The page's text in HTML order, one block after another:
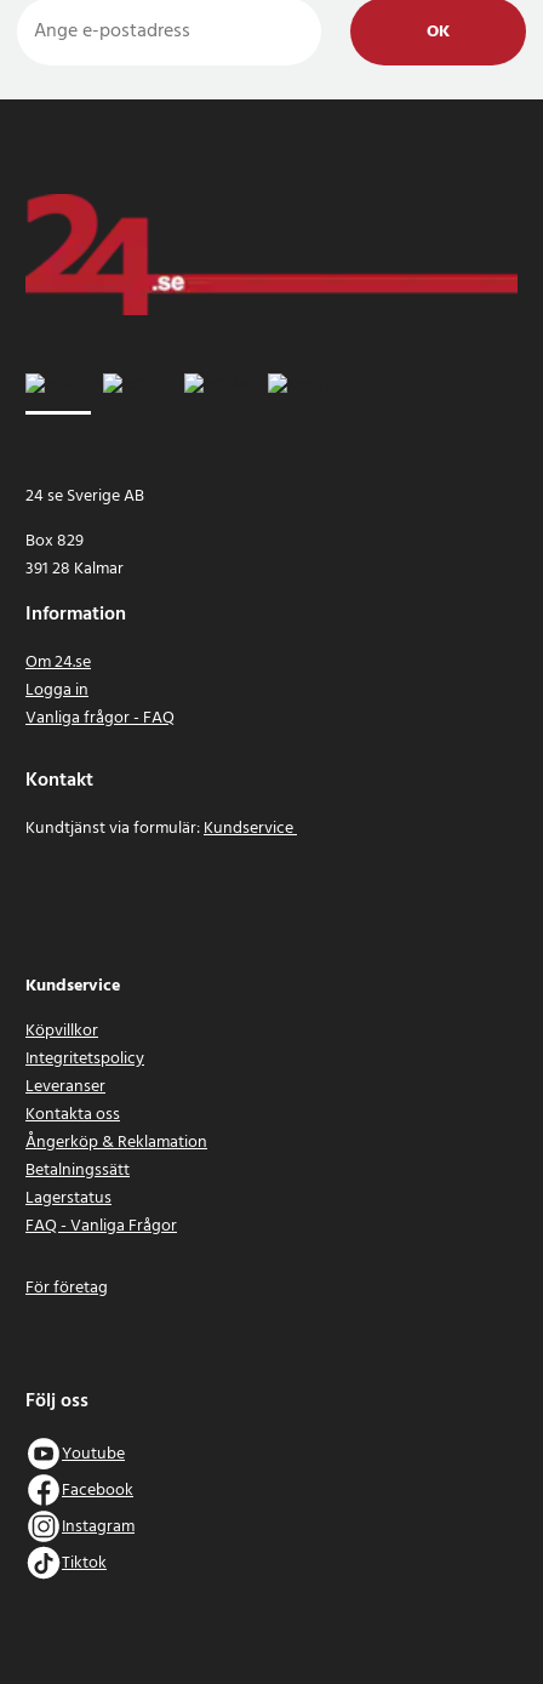
OK
24 se Sverige AB
Box 829
391 28 Kalmar
Information
Om 24.se
Logga in
Vanliga frågor - FAQ
Kontakt
Kundtjänst via formulär:Kundservice
Kundservice
Köpvillkor
Integritetspolicy
Leveranser
Kontakta oss
Ångerköp & Reklamation
Betalningssätt
Lagerstatus
FAQ - Vanliga Frågor
För företag
Följ oss
Youtube
Facebook
Instagram
Tiktok